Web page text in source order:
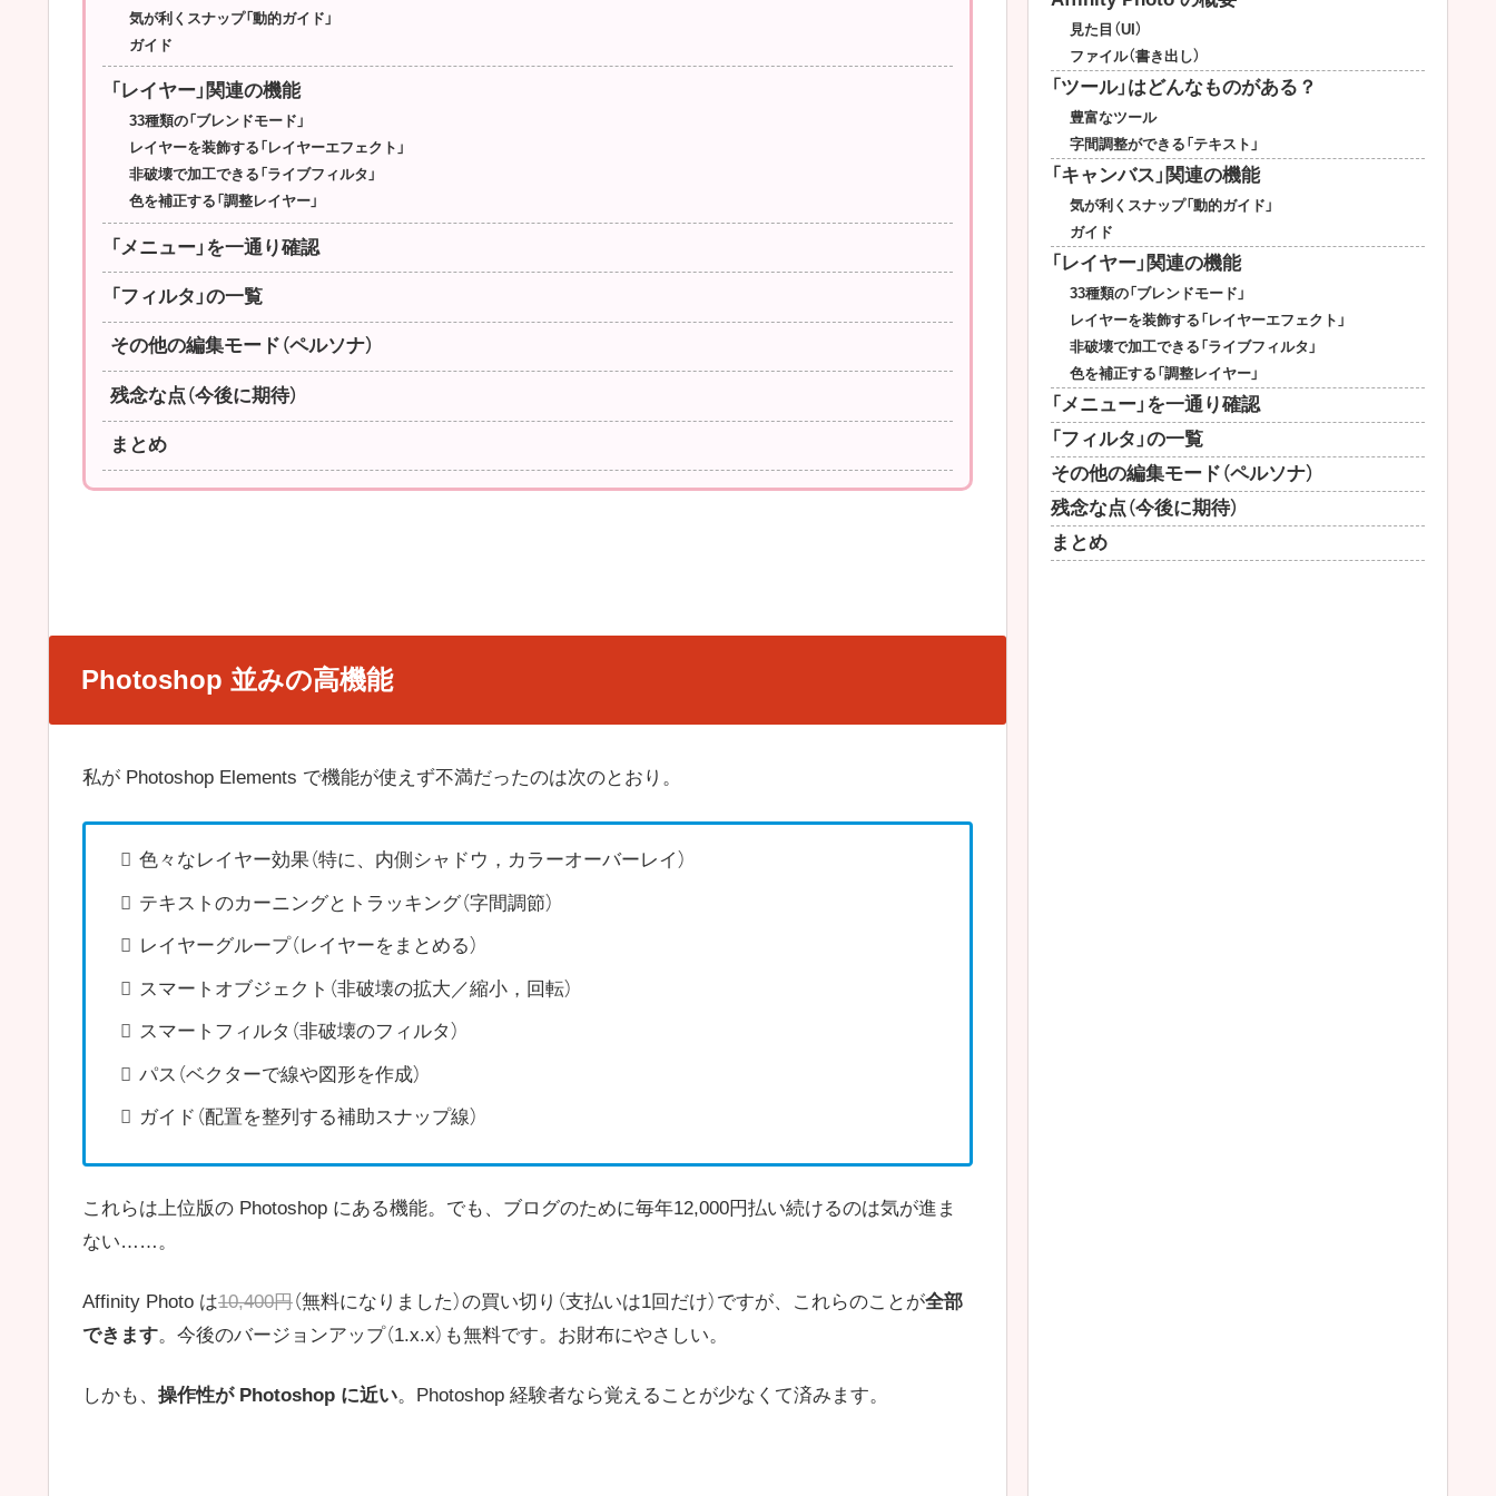
気が利くスナップ「動的ガイド」
ガイド
「レイヤー」関連の機能
33種類の「ブレンドモード」
レイヤーを装飾する「レイヤーエフェクト」
非破壊で加工できる「ライブフィルタ」
色を補正する「調整レイヤー」
「メニュー」を一通り確認
「フィルタ」の一覧
その他の編集モード（ペルソナ）
残念な点（今後に期待）
まとめ
Photoshop 並みの高機能
私が Photoshop Elements で機能が使えず不満だったのは次のとおり。
色々なレイヤー効果（特に、内側シャドウ，カラーオーバーレイ）
テキストのカーニングとトラッキング（字間調節）
レイヤーグループ（レイヤーをまとめる）
スマートオブジェクト（非破壊の拡大／縮小，回転）
スマートフィルタ（非破壊のフィルタ）
パス（ベクターで線や図形を作成）
ガイド（配置を整列する補助スナップ線）
これらは上位版の Photoshop にある機能。でも、ブログのために毎年12,000円払い続けるのは気が進ま
ない……。
Affinity Photo は10,400円（無料になりました）の買い切り（支払いは1回だけ）ですが、これらのことが全部
できます。今後のバージョンアップ（1.x.x）も無料です。お財布にやさしい。
しかも、 操作性が Photoshop に近い。Photoshop 経験者なら覚えることが少なくて済みます。
見た目（UI）
ファイル（書き出し）
「ツール」はどんなものがある？
豊富なツール
字間調整ができる「テキスト」
「キャンバス」関連の機能
気が利くスナップ「動的ガイド」
ガイド
「レイヤー」関連の機能
33種類の「ブレンドモード」
レイヤーを装飾する「レイヤーエフェクト」
非破壊で加工できる「ライブフィルタ」
色を補正する「調整レイヤー」
「メニュー」を一通り確認
「フィルタ」の一覧
その他の編集モード（ペルソナ）
残念な点（今後に期待）
まとめ